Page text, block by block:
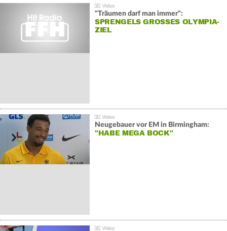
"Träumen darf man immer":
SPRENGELS GROSSES OLYMPIA-Z
IEL
Neugebauer vor EM in Birmingham:
"HABE MEGA BOCK"